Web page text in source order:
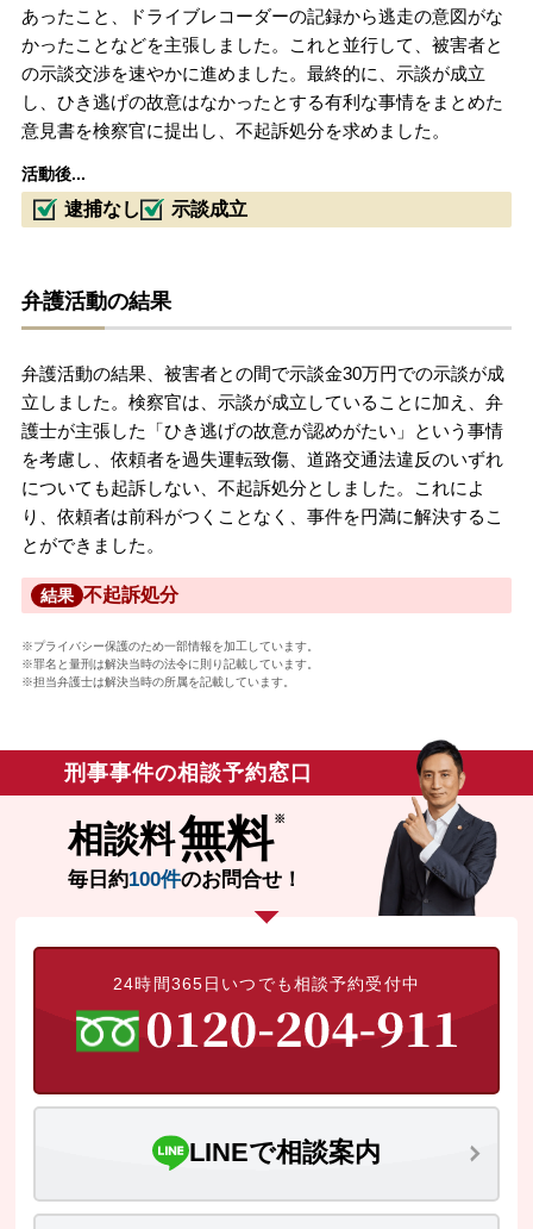
あったこと、ドライブレコーダーの記録から逃走の意図がな
かったことなどを主張しました。これと並行して、被害者と
の示談交渉を速やかに進めました。最終的に、示談が成立
し、ひき逃げの故意はなかったとする有利な事情をまとめた
意見書を検察官に提出し、不起訴処分を求めました。
活動後...
逮捕なし 示談成立
弁護活動の結果
弁護活動の結果、被害者との間で示談金30万円での示談が成
立しました。検察官は、示談が成立していることに加え、弁
護士が主張した「ひき逃げの故意が認めがたい」という事情
を考慮し、依頼者を過失運転致傷、道路交通法違反のいずれ
についても起訴しない、不起訴処分としました。これによ
り、依頼者は前科がつくことなく、事件を円満に解決するこ
とができました。
結果 不起訴処分
※プライバシー保護のため一部情報を加工しています。
※罪名と量刑は解決当時の法令に則り記載しています。
※担当弁護士は解決当時の所属を記載しています。
刑事事件の相談予約窓口
相談料無料
毎日約100件のお問合せ！
24時間365日いつでも相談予約受付中
LINEで相談案内